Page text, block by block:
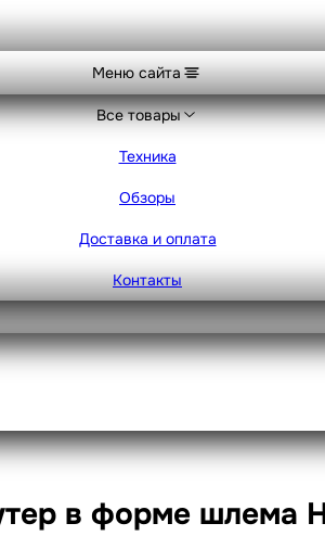
Меню сайта
Все товары
Техника
Обзоры
Доставка и оплата
Контакты
в форме шлема